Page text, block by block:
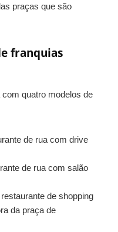
praças que são
franquias
quatro modelos de
de rua com drive
de rua com salão
restaurante de shopping
da praça de